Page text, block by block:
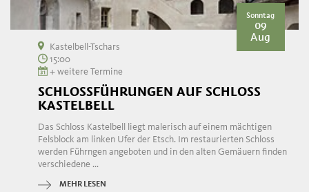
Sonntag
09
Aug
Kastelbell-Tschars
15:00
+ weitere Termine
SCHLOSSFÜHRUNGEN AUF SCHLOSS
KASTELBELL
Das Schloss Kastelbell liegt malerisch auf einem mächtigen
Felsblock am linken Ufer der Etsch. Im restaurierten Schloss
werden Führngen angeboten und in den alten Gemäuern finden
verschiedene ...
MEHR LESEN